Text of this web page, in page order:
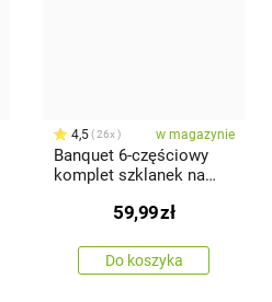
4,5 26x w magazynie
Banquet 6-częściowy
komplet szklanek na
59,99zł
Do koszyka